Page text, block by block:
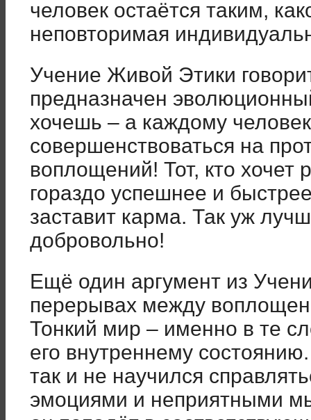
человек остаётся таким,
неповторимая
Учение Живой Этики
предназначен
хочешь – а каждому
совершенствоваться на
воплощений! Тот, кто хочет
гораздо успешнее и
заставит карма. Так уж
добровольно!
Ещё один аргумент из
перерывах между
Тонкий мир – именно в те
его внутреннему
так и не научился
эмоциями и неприятными